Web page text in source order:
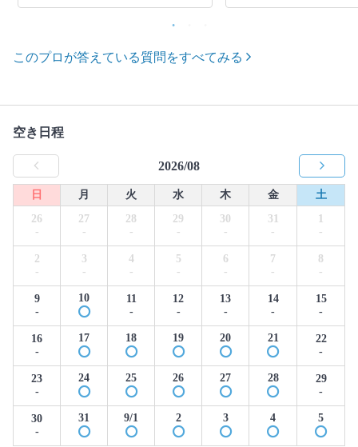
このプロが答えている質問をすべてみる
空き日程
2026/08
日 月 火 水 木 金
土
26
-
27
-
28
-
29
-
30
-
31
-
1
-
2
-
3
-
4
-
5
-
6
-
7
-
8
-
9
-
10
11
-
12
-
13
-
14
-
15
-
16
-
17 18 19 20 21
22
-
23
-
24 25 26 27 28
29
-
30
-
31 9/1 2 3 4 5